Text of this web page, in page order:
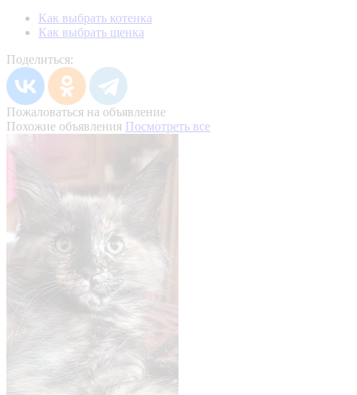
Как выбрать котенка
Как выбрать щенка
Поделиться:
Пожаловаться на объявление
Похожие объявления Посмотреть все